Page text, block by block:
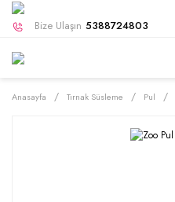
Bize Ulaşın 5388724803
Anasayfa Tırnak Süsleme Pul